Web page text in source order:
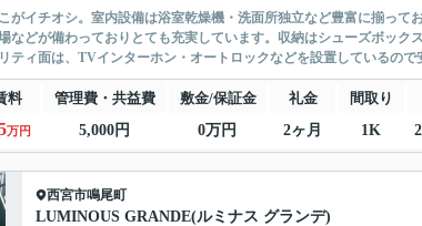
がイチオシ。室内設備は浴室乾燥機・洗面所独立など豊富に揃っ
などが備わっておりとても充実しています。収納はシューズボック
ティ面は、TVインターホン・オートロックなどを設置しているの
料 管理費・共益費 敷金/保証金 礼金 間取り
万円 5,000円 0万円 2ヶ月 1K
西宮市鳴尾町
LUMINOUS GRANDE(ルミナス グランデ)